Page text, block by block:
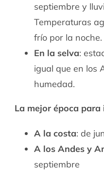
septiembre y
Temperaturas
frío por la noche.
En la selva:
igual que en los
humedad.
La mejor época para
A la costa: de
A los Andes y
septiembre